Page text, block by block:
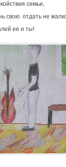
семьи,
свою отдать не
ее и ты!